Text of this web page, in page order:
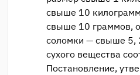
свыше 10
свыше 10 граммов,
соломки — свыше 5,
сухого вещества
Постановление,